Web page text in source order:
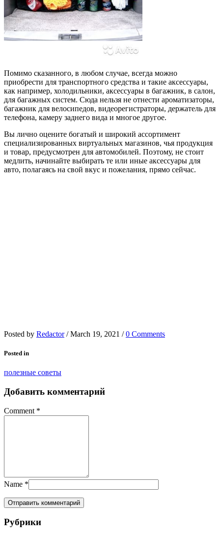
Помимо сказанного, в любом случае, всегда можно
приобрести для транспортного средства и такие аксессуары,
как например, холодильники, аксессуары в багажник, в салон,
для багажных систем. Сюда нельзя не отнести ароматизаторы,
багажник для велосипедов, видеорегистраторы, держатель для
телефона, камеру заднего вида и многое другое.
Вы лично оцените богатый и широкий ассортимент
специализированных виртуальных магазинов, чья продукция
и товар, предусмотрен для автомобилей. Поэтому, не стоит
медлить, начинайте выбирать те или иные аксессуары для
авто, полагаясь на свой вкус и пожелания, прямо сейчас.
Posted by Redactor / March 19, 2021 / 0 Comments
Posted in
полезные советы
Добавить комментарий
Comment *
Name *
Рубрики